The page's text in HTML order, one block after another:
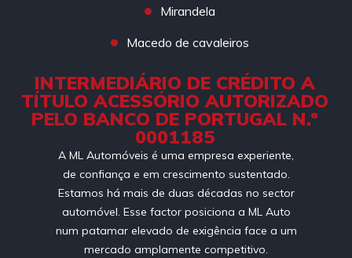
Mirandela
Macedo de cavaleiros
INTERMEDIÁRIO DE CRÉDITO A
TÍTULO ACESSÓRIO AUTORIZADO
PELO BANCO DE PORTUGAL N.º
0001185
A ML Automóveis é uma empresa experiente,
de confiança e em crescimento sustentado.
Estamos há mais de duas décadas no sector
automóvel. Esse factor posiciona a ML Auto
num patamar elevado de exigência face a um
mercado amplamente competitivo.